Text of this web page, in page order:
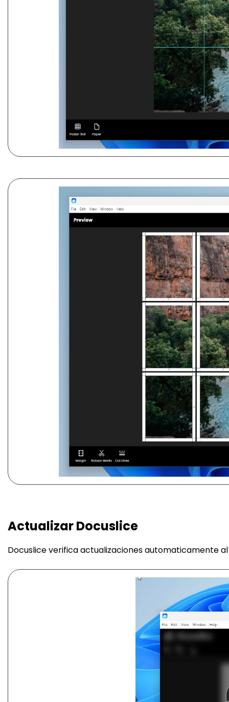
Actualizar Docuslice
Docuslice verifica actualizaciones automaticamente